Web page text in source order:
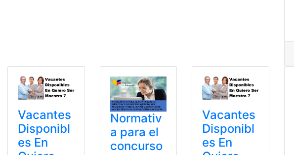
Vacantes
Disponibl
es En
Normativ
a para el
concurso
Vacantes
Disponibl
es En